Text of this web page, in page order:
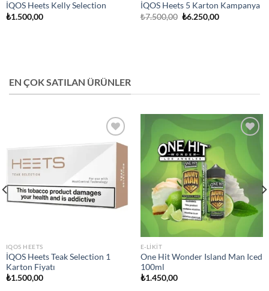
İQOS Heets Kelly Selection
₺1.500,00
İQOS Heets 5 Karton Kampanya
₺7.500,00 Orijinal
₺6.250,00Şu
EN ÇOK SATILAN ÜRÜNLER
Add to
IQOS HEETS
İQOS Heets Teak Selection 1
Karton Fiyatı
₺1.500,00
wishlist
E-LIKIT
One Hit Wonder Island Man Iced
100ml
₺1.450,00